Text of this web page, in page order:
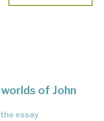
of John
the essay